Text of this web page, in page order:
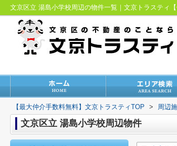
文京区立 湯島小学校周辺の物件一覧｜文京トラスティ
【最大仲介手数料無料】文京トラスティTOP > 周辺
文京区立 湯島小学校周辺物件